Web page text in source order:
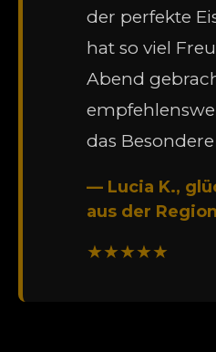
der perfekte
hat so viel
Abend
das
— Lucia K.,
aus der
★★★★★